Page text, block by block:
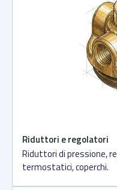
Riduttori e regolatori
Riduttori di pressione,
termostatici, coperchi.